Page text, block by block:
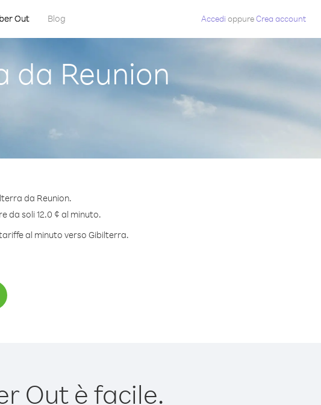
Out Blog Accedi oppureCrea account
da Reunion
da Reunion.
da soli 12.0 ¢ al minuto.
al minuto verso Gibilterra.
Out è facile.